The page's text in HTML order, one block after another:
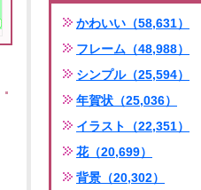
かわいい（58,631）
フレーム（48,988）
シンプル（25,594）
年賀状（25,036）
イラスト（22,351）
花（20,699）
背景（20,302）